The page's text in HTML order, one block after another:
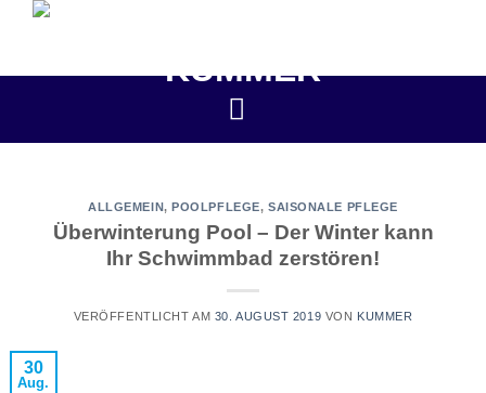
ALLGEMEIN,POOLPFLEGE, SAISONALE PFLEGE
Überwinterung Pool – Der Winter kann
Ihr Schwimmbad zerstören!
VERÖFFENTLICHT AM 30. AUGUST 2019 VON KUMMER
30
Aug.